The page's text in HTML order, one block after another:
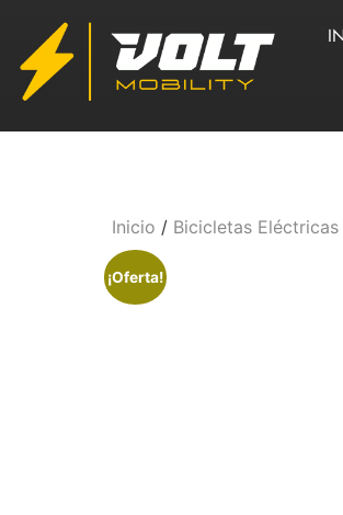
Inicio / Bicicletas Eléctricas
¡Oferta!